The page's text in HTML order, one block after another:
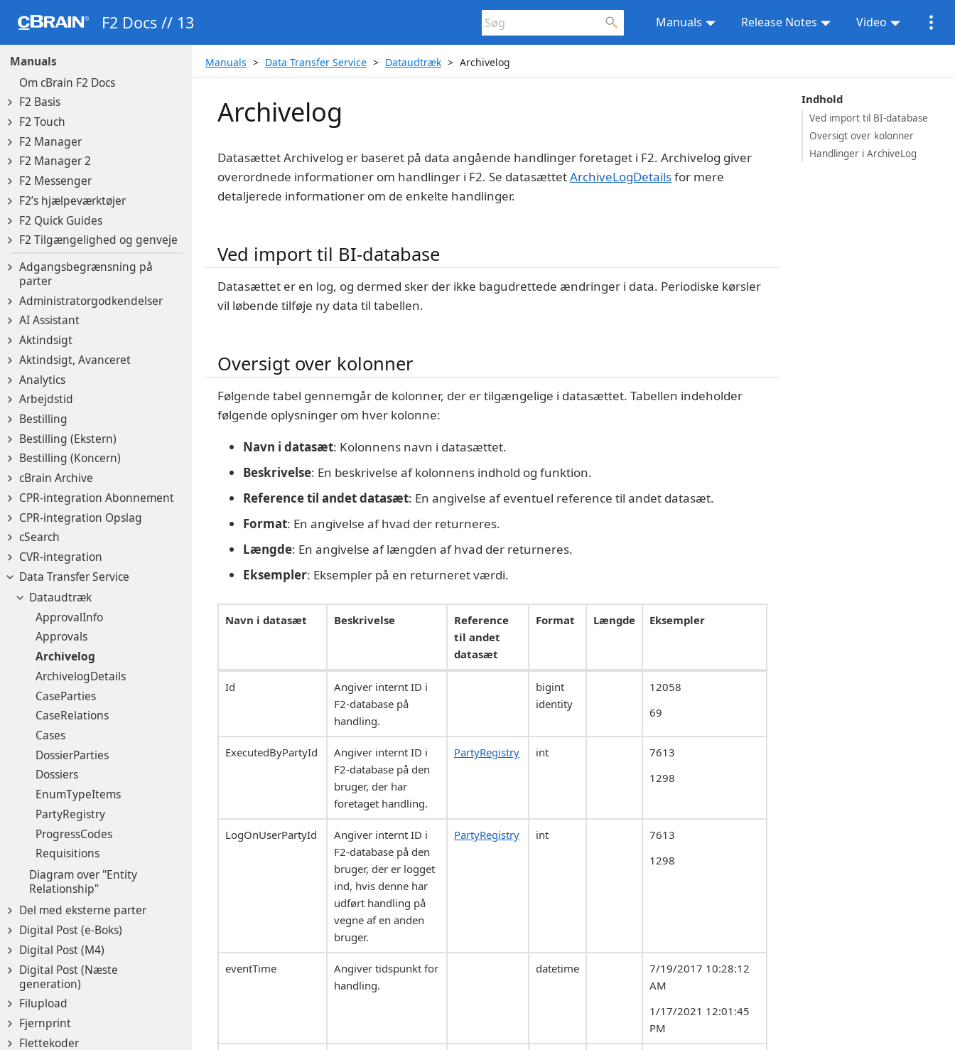
F2 Docs // 13 Manuals Release Notes Video
Manuals
Om cBrain F2 Docs
F2 Basis
F2 Touch
F2 Manager
F2 Manager 2
F2 Messenger
F2’s hjælpeværktøjer
F2 Quick Guides
F2 Tilgængelighed og genveje
Adgangsbegrænsning på
parter
Administratorgodkendelser
AI Assistant
Aktindsigt
Aktindsigt, Avanceret
Analytics
Arbejdstid
Bestilling
Bestilling (Ekstern)
Bestilling (Koncern)
cBrain Archive
CPR-integration Abonnement
CPR-integration Opslag
cSearch
CVR-integration
Data Transfer Service
Dataudtræk
ApprovalInfo
Approvals
Archivelog
ArchivelogDetails
CaseParties
CaseRelations
Cases
DossierParties
Dossiers
EnumTypeItems
PartyRegistry
ProgressCodes
Requisitions
Diagram over "Entity
Relationship"
Del med eksterne parter
Digital Post (e-Boks)
Digital Post (M4)
Digital Post (Næste
generation)
Filupload
Fjernprint
Flettekoder
Manuals Data Transfer Service Dataudtræk Archivelog
Indhold
Ved import til BI-database
Oversigt over kolonner
Handlinger i ArchiveLog
Archivelog
Datasættet Archivelog er baseret på data angående handlinger foretaget i F2. Archivelog giver
overordnede informationer om handlinger i F2. Se datasættetArchiveLogDetailsfor mere
detaljerede informationer om de enkelte handlinger.
Ved import til BI-database
Datasættet er en log, og dermed sker der ikke bagudrettede ændringer i data. Periodiske kørsler
vil løbende tilføje ny data til tabellen.
Oversigt over kolonner
Følgende tabel gennemgår de kolonner, der er tilgængelige i datasættet. Tabellen indeholder
følgende oplysninger om hver kolonne:
Navn i datasæt: Kolonnens navn i datasættet.
Beskrivelse: En beskrivelse af kolonnens indhold og funktion.
Reference til andet datasæt: En angivelse af eventuel reference til andet datasæt.
Format: En angivelse af hvad der returneres.
Længde: En angivelse af længden af hvad der returneres.
Eksempler: Eksempler på en returneret værdi.
Navn i datasæt Beskrivelse
Reference
til andet
datasæt
Format Længde Eksempler
Id
Angiver internt ID i
F2-database på
handling.
bigint
identity
12058
69
ExecutedByPartyId
Angiver internt ID i
F2-database på den
bruger, der har
foretaget handling.
PartyRegistry int
7613
1298
LogOnUserPartyId
Angiver internt ID i
F2-database på den
bruger, der er logget
ind, hvis denne har
udført handling på
vegne af en anden
bruger.
PartyRegistry int
7613
1298
eventTime
Angiver tidspunkt for
handling.
datetime
7/19/2017 10:28:12
AM
1/17/2021 12:01:45
PM